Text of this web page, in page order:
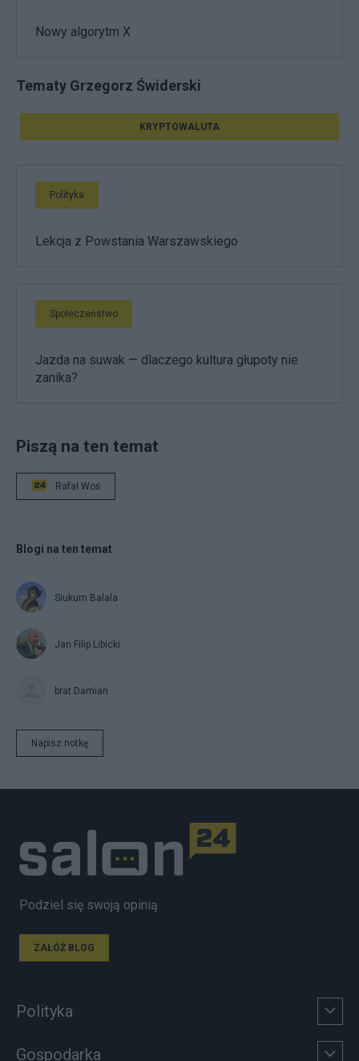
Nowy algorytm X
Tematy Grzegorz Świderski
KRYPTOWALUTA
Polityka
Lekcja z Powstania Warszawskiego
Społeczeństwo
Jazda na suwak — dlaczego kultura głupoty nie
zanika?
Piszą na ten temat
Rafał Woś
Blogi na ten temat
Siukum Balala
Jan Filip Libicki
brat Damian
Napisz notkę
Podziel się swoją opinią
ZAŁÓŻ BLOG
Polityka
Gospodarka